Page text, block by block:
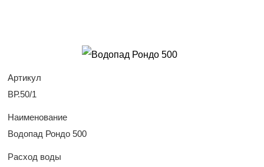
Артикул
ВР.50/1
Наименование
Водопад Рондо 500
Расход воды